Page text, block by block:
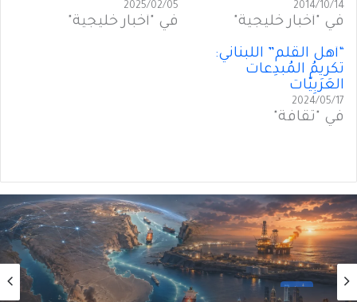
2014/10/14
في "أخبار خليجية"
2025/02/05
في "أخبار خليجية"
“أَهل القلم” اللبناني:
تكريمُ المُبدِعات
العَرَبِيّات
2024/05/17
في "ثقافة"
أول